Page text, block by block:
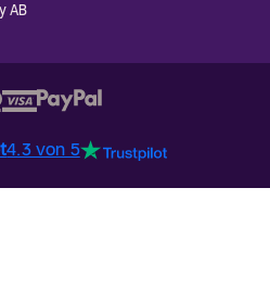
AB
4.3 von 5